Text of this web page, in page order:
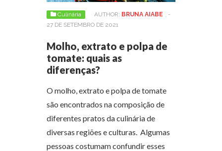
Culinária AUTHOR: BRUNA AIABE
-
27 DE SETEMBRO DE 2021
Molho, extrato e polpa de
tomate: quais as
diferenças?
O molho, extrato e polpa de tomate
são encontrados na composição de
diferentes pratos da culinária de
diversas regiões e culturas. Algumas
pessoas costumam confundir esses